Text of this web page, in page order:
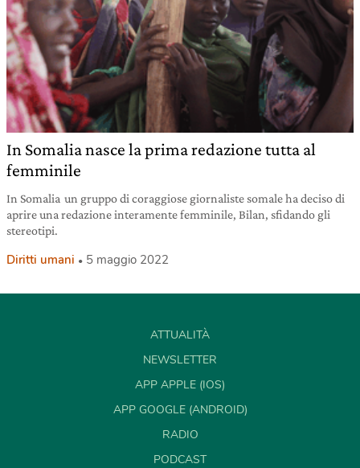
In Somalia nasce la prima redazione tutta al
femminile
In Somalia un gruppo di coraggiose giornaliste somale ha deciso di
aprire una redazione interamente femminile, Bilan, sfidando gli
stereotipi.
Diritti umani 5 maggio 2022
ATTUALITÀ
NEWSLETTER
APP APPLE (IOS)
APP GOOGLE (ANDROID)
RADIO
PODCAST